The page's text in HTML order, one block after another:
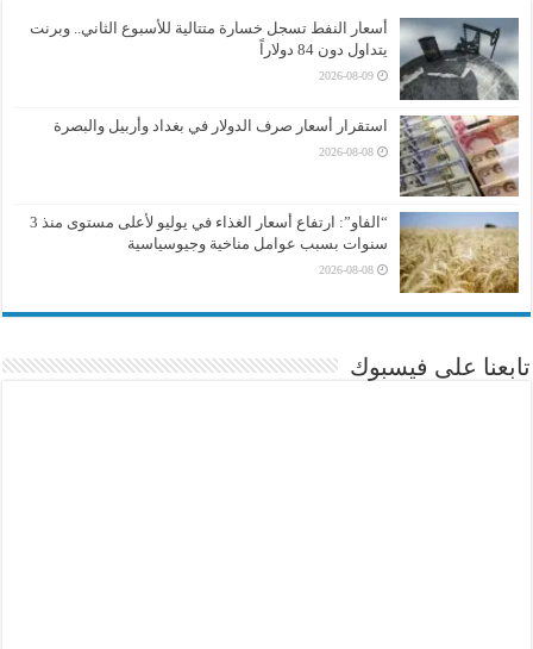
أسعار النفط تسجل خسارة متتالية للأسبوع الثاني.. وبرنت
يتداول دون 84 دولاراً
2026-08-09
استقرار أسعار صرف الدولار في بغداد وأربيل والبصرة
2026-08-08
“الفاو”: ارتفاع أسعار الغذاء في يوليو لأعلى مستوى منذ 3
سنوات بسبب عوامل مناخية وجيوسياسية
2026-08-08
تابعنا على فيسبوك